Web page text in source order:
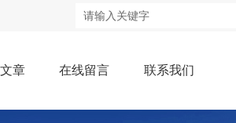
章 在线留言 联系我们